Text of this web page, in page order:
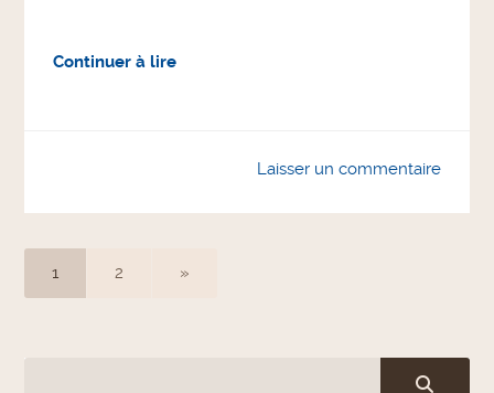
Continuer à lire
Laisser un commentaire
1 2 »